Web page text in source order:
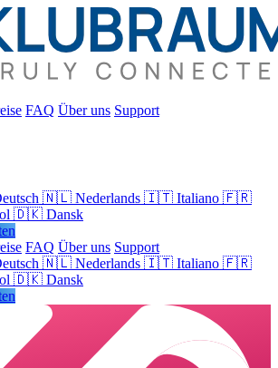
FAQ Über uns Support
🇳🇱 Nederlands 🇮🇹 Italiano 🇫🇷
🇩🇰 Dansk
FAQ Über uns Support
🇳🇱 Nederlands 🇮🇹 Italiano 🇫🇷
🇩🇰 Dansk